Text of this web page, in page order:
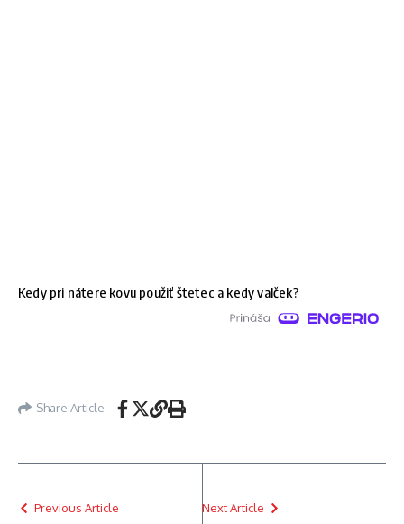
Kedy pri nátere kovu použiť štetec a kedy valček?
Share Article
Previous Article Next Article